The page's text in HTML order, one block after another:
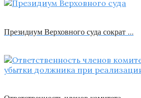
Президиум Верховного суда сократ …